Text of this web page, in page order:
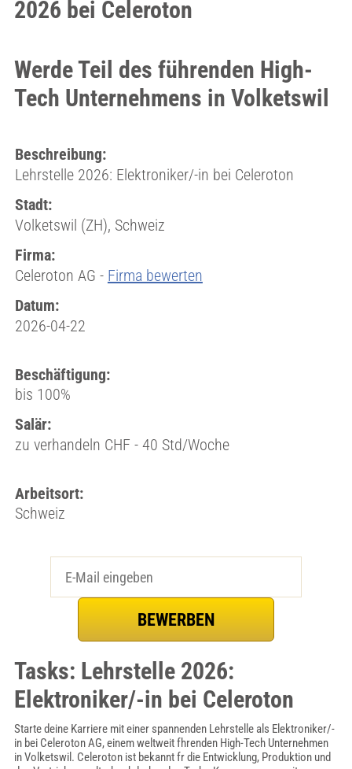
2026 bei Celeroton
Werde Teil des führenden High-
Tech Unternehmens in Volketswil
Beschreibung:
Lehrstelle 2026: Elektroniker/-in bei Celeroton
Stadt:
Volketswil (ZH), Schweiz
Firma:
Celeroton AG - Firma bewerten
Datum:
2026-04-22
Beschäftigung:
bis 100%
Salär:
zu verhandeln CHF - 40 Std/Woche
Arbeitsort:
Schweiz
Tasks: Lehrstelle 2026:
Elektroniker/-in bei Celeroton
Starte deine Karriere mit einer spannenden Lehrstelle als Elektroniker/-
in bei Celeroton AG, einem weltweit fhrenden High-Tech Unternehmen
in Volketswil. Celeroton ist bekannt fr die Entwicklung, Produktion und